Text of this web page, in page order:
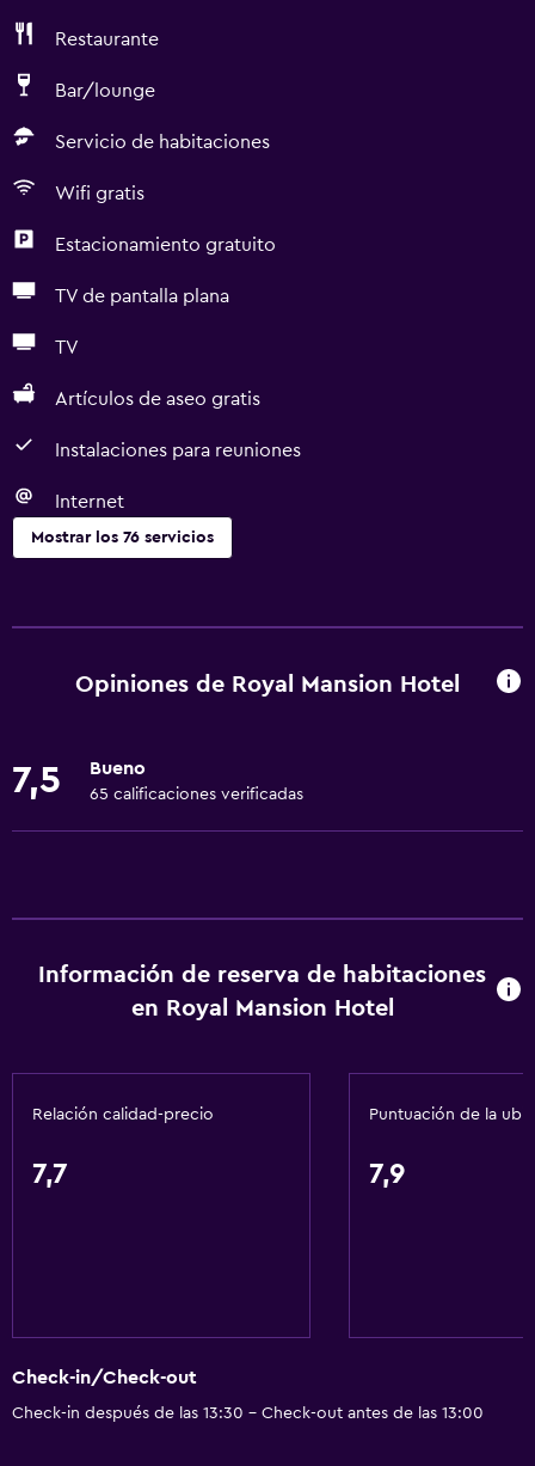
Restaurante
Bar/lounge
Servicio de habitaciones
Wifi gratis
Estacionamiento gratuito
TV de pantalla plana
TV
Artículos de aseo gratis
Instalaciones para reuniones
Internet
Mostrar los 76 servicios
Wifi gratis
Toallas
Alarma de humo
Acondicionador
Bidé
Secador de pelo
Opiniones de Royal Mansion Hotel
7,5 Bueno
65 calificaciones verificadas
Información de reserva de habitaciones
en Royal Mansion Hotel
Relación calidad-precio
7,7
Puntuación de la
7,9
Check-in/Check-out
Check-in después de las 13:30 - Check-out antes de las 13:00